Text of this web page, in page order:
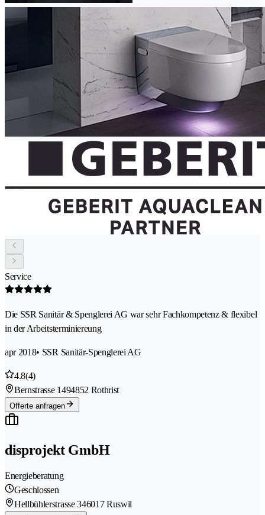
Service
Die SSR Sanitär & Spenglerei AG war sehr Fachkompetenz & flexibel
in der Arbeitsterminiereung
apr 2018• SSR Sanitär-Spenglerei AG
4.8(4)
Bernstrasse 1494852 Rothrist
Offerte anfragen
disprojekt GmbH
Energieberatung
Geschlossen
Hellbühlerstrasse 346017 Ruswil